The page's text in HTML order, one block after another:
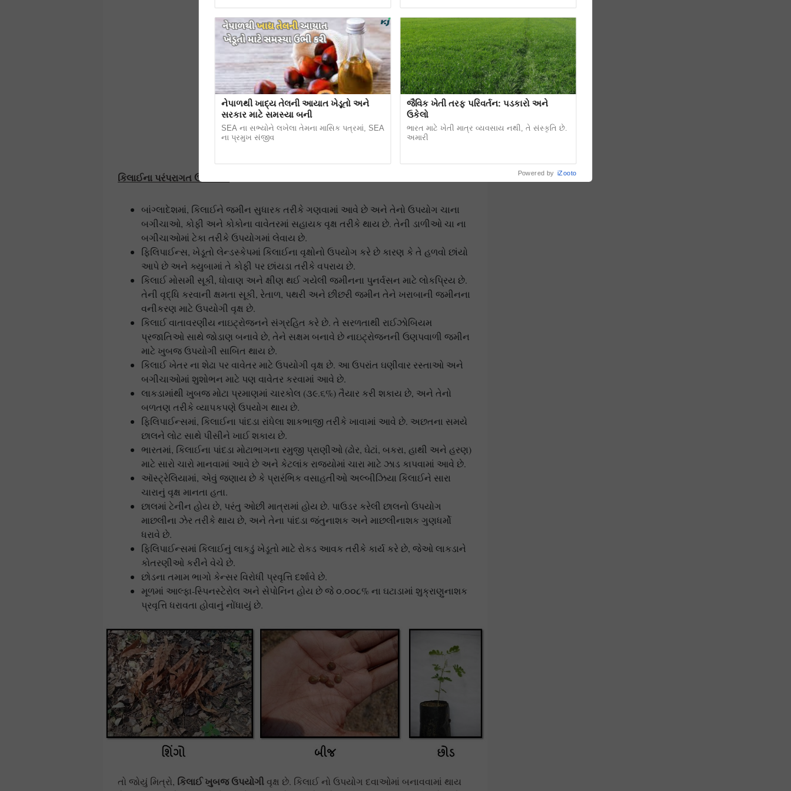
કિલાઈના પરંપરાગત ઉપયોગો:
બાંગ્લાદેશમાં, કિલાઈને જમીન સુધારક તરીકે ગણવામાં આવે છે અને તેનો ઉપયોગ ચાના
બગીચાઓ, કોફી અને કોકોના વાવેતરમાં સહાયક વૃક્ષ તરીકે થાય છે. તેની ડાળીઓ ચા ના
બગીચાઓમાં ટેકા તરીકે ઉપયોગમાં લેવાય છે.
ફિલિપાઈન્સ, ખેડૂતો લેન્ડસ્કેપમાં કિલાઈના વૃક્ષોનો ઉપયોગ કરે છે કારણ કે તે હળવો છાંયો
આપે છે અને ક્યુબામાં તે કોફી પર છાંયડા તરીકે વપરાય છે.
કિલાઈ મોસમી સૂકી, ધોવાણ અને ક્ષીણ થઈ ગયેલી જમીનના પુનર્વસન માટે લોકપ્રિય છે.
તેની વૃદ્ધિ કરવાની ક્ષમતા સૂકી, રેતાળ, પથરી અને છીછરી જમીન તેને ખરાબાની જમીનના
વનીકરણ માટે ઉપયોગી વૃક્ષ છે.
કિલાઈ વાતાવરણીય નાઇટ્રોજનને સંગ્રહિત કરે છે. તે સરળતાથી રાઈઝોબિયમ
પ્રજાતિઓ સાથે જોડાણ બનાવે છે, તેને સક્ષમ બનાવે છે નાઇટ્રોજનની ઉણપવાળી જમીન
માટે ખુબજ ઉપયોગી સાબિત થાય છે.
કિલાઈ ખેતર ના શેઢા પર વાવેતર માટે ઉપયોગી વૃક્ષ છે. આ ઉપરાંત ઘણીવાર રસ્તાઓ અને
બગીચાઓમાં શુશોભન માટે પણ વાવેતર કરવામાં આવે છે.
લાકડામાંથી ખુબજ મોટા પ્રમાણમાં ચારકોલ (૩૯.૬%) તૈયાર કરી શકાય છે, અને તેનો
બળતણ તરીકે વ્યાપકપણે ઉપયોગ થાય છે.
ફિલિપાઈન્સમાં, કિલાઈના પાંદડા રાંધેલા શાકભાજી તરીકે ખાવામાં આવે છે. અછતના સમયે
છાલને લોટ સાથે પીસીને ખાઈ શકાય છે.
ભારતમાં, કિલાઈના પાંદડા મોટાભાગના રમુજી પ્રાણીઓ (ઢોર, ઘેટાં, બકરા, હાથી અને હરણ)
માટે સારો ચારો માનવામાં આવે છે અને કેટલાંક રાજ્યોમાં ચારા માટે ઝાડ કાપવામાં આવે છે.
ઑસ્ટ્રેલિયામાં, એવું જણાય છે કે પ્રારંભિક વસાહતીઓ અલ્બીઝિયા કિલાઈને સારા
ચારાનું વૃક્ષ માનતા હતા.
છાલમાં ટેનીન હોય છે, પરંતુ ઓછી માત્રામાં હોય છે. પાઉડર કરેલી છાલનો ઉપયોગ
માછલીના ઝેર તરીકે થાય છે, અને તેના પાંદડા જંતુનાશક અને માછલીનાશક ગુણધર્મો
ધરાવે છે.
ફિલિપાઈન્સમાં કિલાઈનું લાકડું ખેડૂતો માટે રોકડ આવક તરીકે કાર્ય કરે છે, જેઓ લાકડાને
કોતરણીઓ કરીને વેચે છે.
છોડના તમામ ભાગો કેન્સર વિરોધી પ્રવૃત્તિ દર્શાવે છે.
મૂળમાં આલ્ફા-સ્પિનસ્ટેરોલ અને સેપોનિન હોય છે જે ૦.૦૦૮% ના ઘટાડામાં શુક્રાણુનાશક
પ્રવૃત્તિ ધરાવતા હોવાનું નોંધાયું છે.
તો જોયું મિત્રો, કિલાઈ ખુબજ ઉપયોગી વૃક્ષ છે. કિલાઈ નો ઉપયોગ દવાઓમાં બનાવવામાં થાય
નેપાળથી ખાદ્ય તેલની આયાત ખેડૂતો અને
સરકાર માટે સમસ્યા બની
SEA ના સભ્યોને લખેલા તેમના માસિક પત્રમાં, SEA
ના પ્રમુખ સંજીવ
જૈવિક ખેતી તરફ પરિવર્તન: પડકારો અને
ઉકેલો
ભારત માટે ખેતી માત્ર વ્યવસાય નથી, તે સંસ્કૃતિ છે.
અમારી
Powered by iZooto